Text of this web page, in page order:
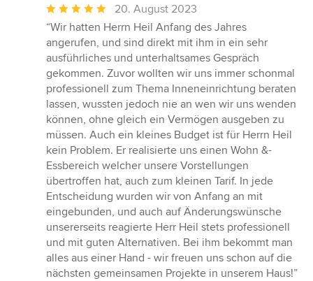
Durchschnittliche
Bewertung:
5
von
5
Sternen
20. August 2023
“Wir hatten Herrn Heil Anfang des Jahres
angerufen, und sind direkt mit ihm in ein sehr
ausführliches und unterhaltsames Gespräch
gekommen. Zuvor wollten wir uns immer schonmal
professionell zum Thema Inneneinrichtung beraten
lassen, wussten jedoch nie an wen wir uns wenden
können, ohne gleich ein Vermögen ausgeben zu
müssen. Auch ein kleines Budget ist für Herrn Heil
kein Problem. Er realisierte uns einen Wohn &-
Essbereich welcher unsere Vorstellungen
übertroffen hat, auch zum kleinen Tarif. In jede
Entscheidung wurden wir von Anfang an mit
eingebunden, und auch auf Änderungswünsche
unsererseits reagierte Herr Heil stets professionell
und mit guten Alternativen. Bei ihm bekommt man
alles aus einer Hand - wir freuen uns schon auf die
nächsten gemeinsamen Projekte in unserem Haus!”